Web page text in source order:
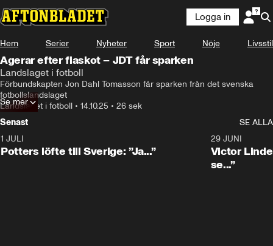
Logga in
Hem Serier Nyheter Sport Nöje Livsstil
Agerar efter fiaskot – JDT får sparken
Landslaget i fotboll
Förbundskapten Jon Dahl Tomasson får sparken från det svenska
fotbollslandslaget
Landslaget i fotboll • 14.10.25 • 26 sek
Se mer
Senast
SE ALLA
1 JULI
Potters löfte till Sverige: ”Ja...”
29 JUNI
Victor
se...”